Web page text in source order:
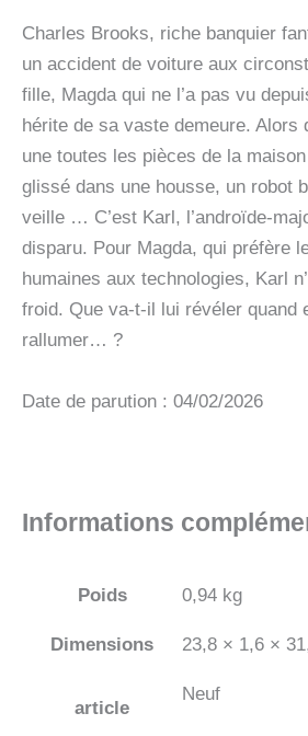
Charles Brooks, riche banquier
un accident de voiture aux
fille, Magda qui ne l’a pas vu
hérite de sa vaste demeure. Alors
une toutes les pièces de la
glissé dans une housse, un robot
veille … C’est Karl, l’androïde-
disparu. Pour Magda, qui préfère
humaines aux technologies, Karl
froid. Que va-t-il lui révéler quand
rallumer… ?
Date de parution : 04/02/2026
Informations
Poids 0,94 kg
Dimensions 23,8 × 1,6 ×
article
Neuf